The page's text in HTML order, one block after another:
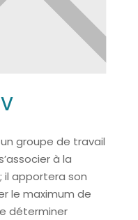
groupe de travail
à la
il apportera son
le maximum de
déterminer